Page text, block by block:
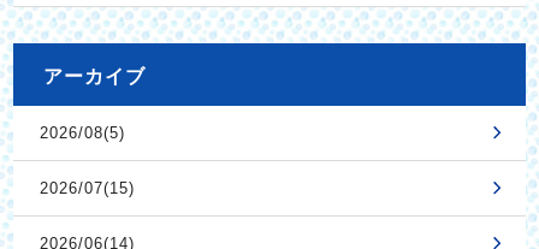
アーカイブ
2026/08(5)
2026/07(15)
2026/06(14)